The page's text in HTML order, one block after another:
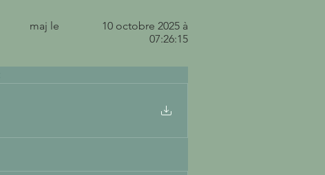
maj le
10 octobre 2025 à
07:26:15